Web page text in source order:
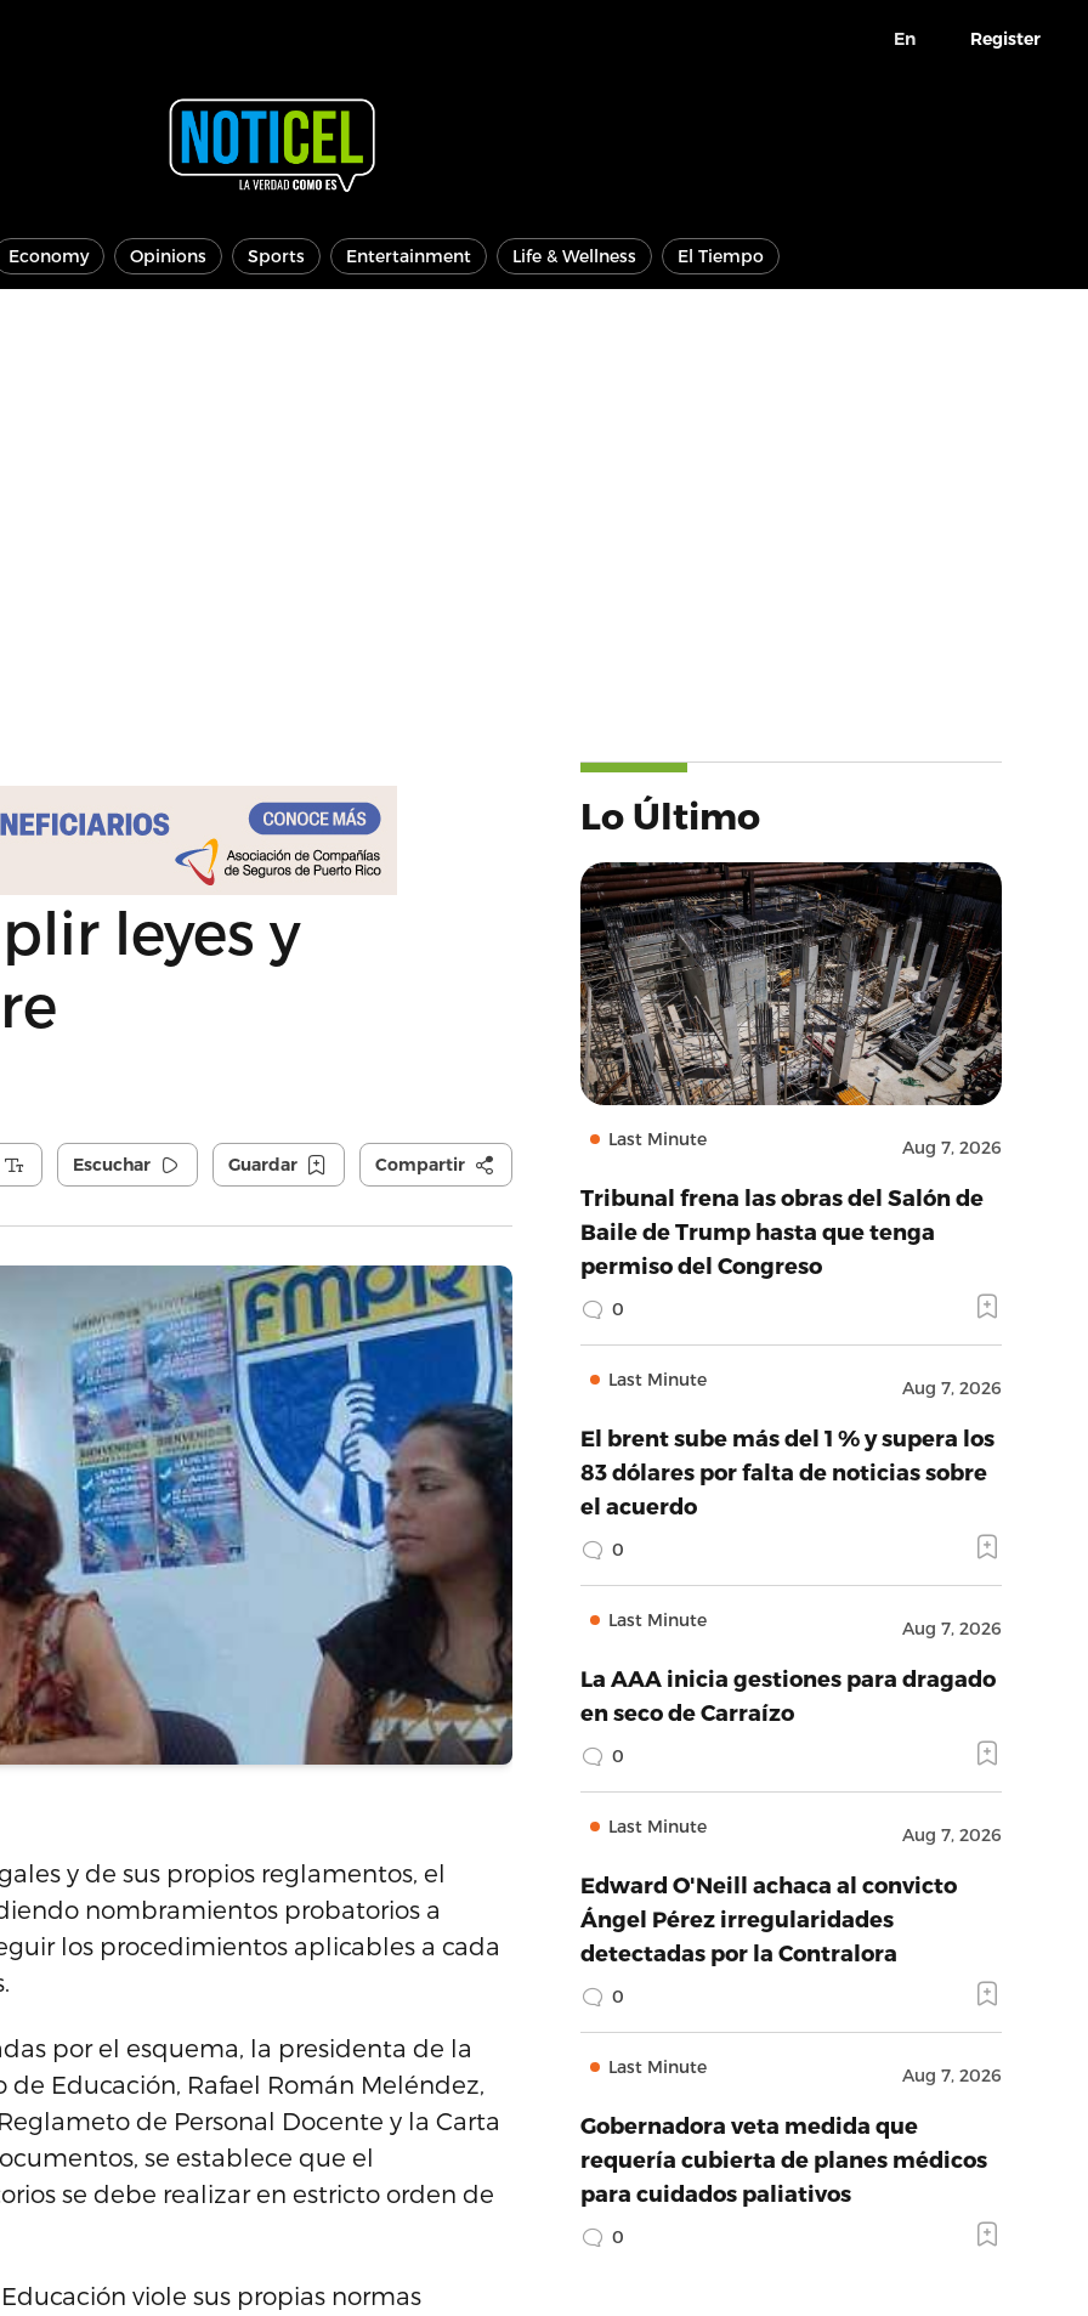
En Register
Economy Opinions Sports Entertainment Life & Wellness El Tiempo
leyes y
Escuchar Guardar Compartir
y de sus propios reglamentos, el
nombramientos probatorios a
los procedimientos aplicables a cada
por el esquema, la presidenta de la
de Educación, Rafael Román Meléndez,
de Personal Docente y la Carta
se establece que el
se debe realizar en estricto orden de
viole sus propias normas
Lo Último
Last Minute Aug 7, 2026
Tribunal frena las obras del Salón de
Baile de Trump hasta que tenga
permiso del Congreso
0
Last Minute Aug 7, 2026
El brent sube más del 1 % y supera los
83 dólares por falta de noticias sobre
el acuerdo
0
Last Minute Aug 7, 2026
La AAA inicia gestiones para dragado
en seco de Carraízo
0
Last Minute Aug 7, 2026
Edward O'Neill achaca al convicto
Ángel Pérez irregularidades
detectadas por la Contralora
0
Last Minute Aug 7, 2026
Gobernadora veta medida que
requería cubierta de planes médicos
para cuidados paliativos
0